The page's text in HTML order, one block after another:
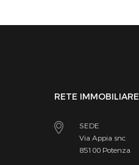
RETE IMMOBILIARE
SEDE
Via Appia snc
85100 Potenza